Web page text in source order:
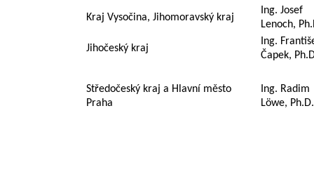
Kraj Vysočina, Jihomoravský kraj
Ing. Josef
Lenoch,
Jihočeský kraj
Ing.
Čapek,
Středočeský kraj a Hlavní město
Praha
Ing. Radim
Löwe, Ph.D.